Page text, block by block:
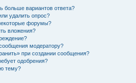
больше вариантов ответа?
удалить опрос?
форумы?
вложения?
модератору?
при создании сообщения?
одобрения?
тему?